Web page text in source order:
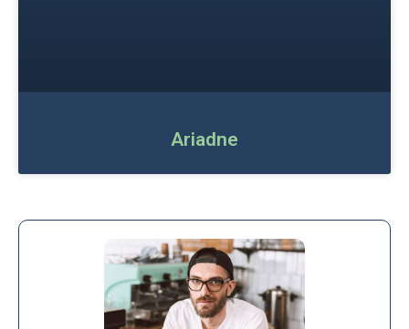
Ariadne